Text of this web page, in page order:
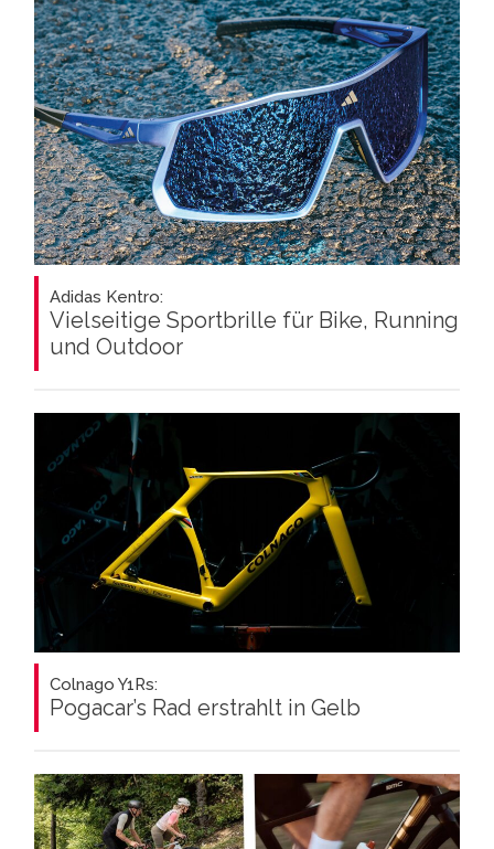
Adidas Kentro:
Vielseitige Sportbrille für Bike, Running
und Outdoor
Colnago Y1Rs:
Pogacar’s Rad erstrahlt in Gelb